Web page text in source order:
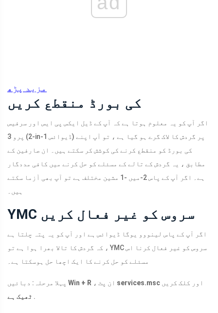
مزید پڑھ
کی بورڈ منقطع کریں
اگر آپ کو یہ معلوم ہوتا ہے کہ آپ کے ڈیل ایکس پی ایس اور سرفیس
پرو 3 (2-in-1 ڈیوائس) پر گردش کا لاک گرے ہو گیا ہے ، تو آپ اپنے
کی بورڈ کو منقطع کرنے کی کوشش کر سکتے ہیں۔ ان صارفین کے
مطابق ، یہ گردش کے تالے کے مسئلے کو حل کرنے میں کافی مددگار
ہے۔ اگر آپ کے پاس 2-میں -1 مشین مختلف ہے تو آپ بھی آزما سکتے
ہیں۔
YMC سروس کو غیر فعال کریں
اگر آپ کے پاس لینووو یوگا ڈیوائس ہے اور آپ کو یہ پتہ چلتا ہے
کہ گردش کا تالا بھرا ہوا ہے تو ، YMC سروس کو غیر فعال کرنا اس
مسئلے کو حل کرنے کا ایک اچھا حل ہوسکتا ہے۔
Win + R services.msc اور کلک کریں
ٹھیک ہے .